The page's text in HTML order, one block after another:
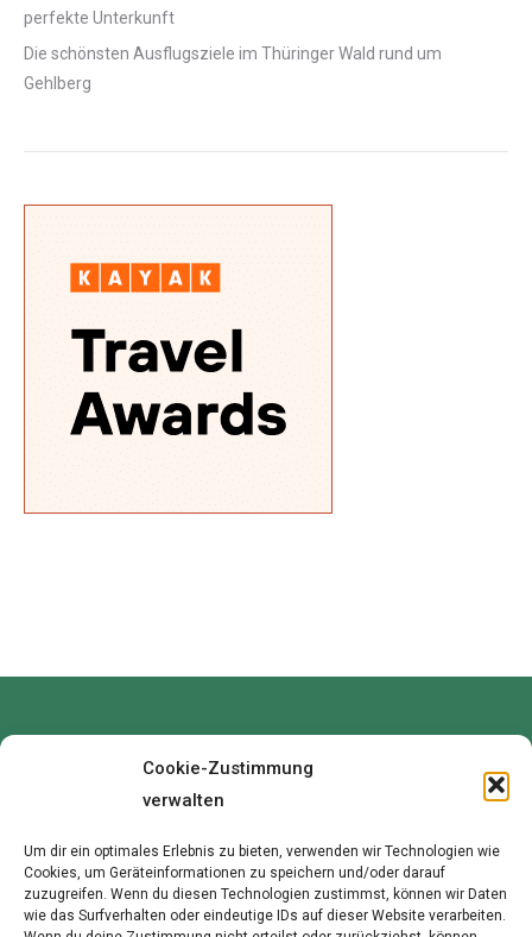
Cookie-Zustimmung
verwalten
Um dir ein optimales Erlebnis zu bieten, verwenden wir Technologien wie
Cookies, um Geräteinformationen zu speichern und/oder darauf
zuzugreifen. Wenn du diesen Technologien zustimmst, können wir Daten
wie das Surfverhalten oder eindeutige IDs auf dieser Website verarbeiten.
perfekte Unterkunft
Die schönsten Ausflugsziele im Thüringer Wald rund um
Gehlberg